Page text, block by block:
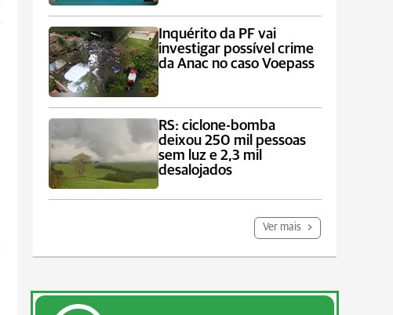
Inquérito da PF vai
investigar possível crime
da Anac no caso Voepass
RS: ciclone-bomba
deixou 250 mil pessoas
sem luz e 2,3 mil
desalojados
Ver mais